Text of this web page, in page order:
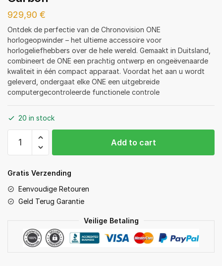
929,90 €
Ontdek de perfectie van de Chronovision ONE
horlogeopwinder – het ultieme accessoire voor
horlogeliefhebbers over de hele wereld. Gemaakt in Duitsland,
combineert de ONE een prachtig ontwerp en ongeëvenaarde
kwaliteit in één compact apparaat. Voordat het aan u wordt
geleverd, ondergaat elke ONE een uitgebreide
computergecontroleerde functionele controle
20 in stock
Automatische
Horlogeopwinder
One
Mat
Chroom
Carbon
quantity
Add to cart
Gratis Verzending
Eenvoudige Retouren
Geld Terug Garantie
Veilige Betaling